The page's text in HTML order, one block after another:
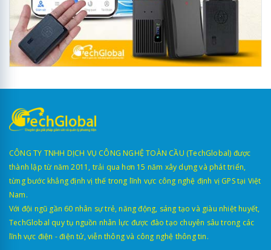
CÔNG TY TNHH DỊCH VỤ CÔNG NGHỆ TOÀN CẦU (TechGlobal) được
thành lập từ năm 2011, trải qua hơn 15 năm xây dựng và phát triển,
từng bước khẳng định vị thế trong lĩnh vực công nghệ định vị GPS tại Việt
Nam.
Với đội ngũ gần 60 nhân sự trẻ, năng động, sáng tạo và giàu nhiệt huyết,
TechGlobal quy tụ nguồn nhân lực được đào tạo chuyên sâu trong các
lĩnh vực điện - điện tử, viễn thông và công nghệ thông tin.